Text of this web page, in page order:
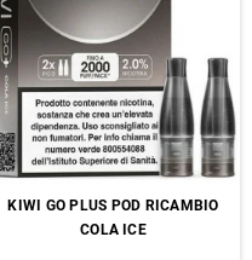
KIWI GO PLUS POD RICAMBIO
COLA ICE